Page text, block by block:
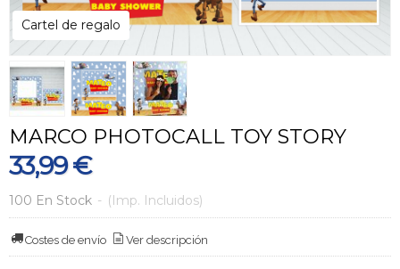
Cartel de regalo
MARCO PHOTOCALL TOY STORY
33,99 €
100 En Stock - (Imp. Incluidos)
Costes de envío Ver descripción